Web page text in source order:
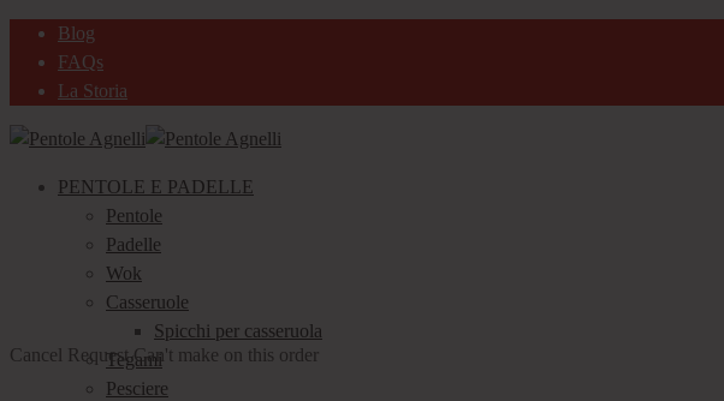
Salta
contenuto
Salta
contenuto
Blog
FAQs
La Storia
PENTOLE E PADELLE
Pentole
Padelle
Wok
Casseruole
Spicchi per casseruola
Tegami
Pesciere
Cancel Request Can't make on this order